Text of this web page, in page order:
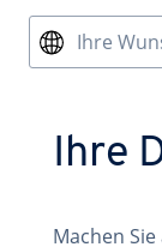
Ihre
Ihre
Machen